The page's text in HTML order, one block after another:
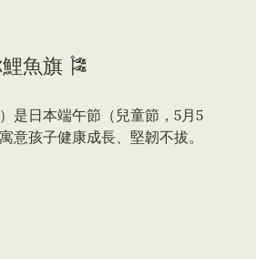
魚旗 🎏
是日本端午節（兒童節，5月5
意孩子健康成長、堅韌不拔。